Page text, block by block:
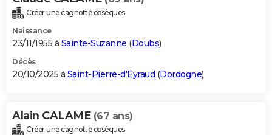
Créer une cagnotte obsèques
Naissance
23/11/1955 à Sainte-Suzanne (Doubs)
Décès
20/10/2025 à Saint-Pierre-d'Eyraud (Dordogne)
Alain CALAME (67 ans)
Créer une cagnotte obsèques